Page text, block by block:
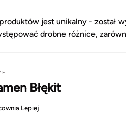
jest unikalny - został
drobne różnice,
Błękit
Lepiej